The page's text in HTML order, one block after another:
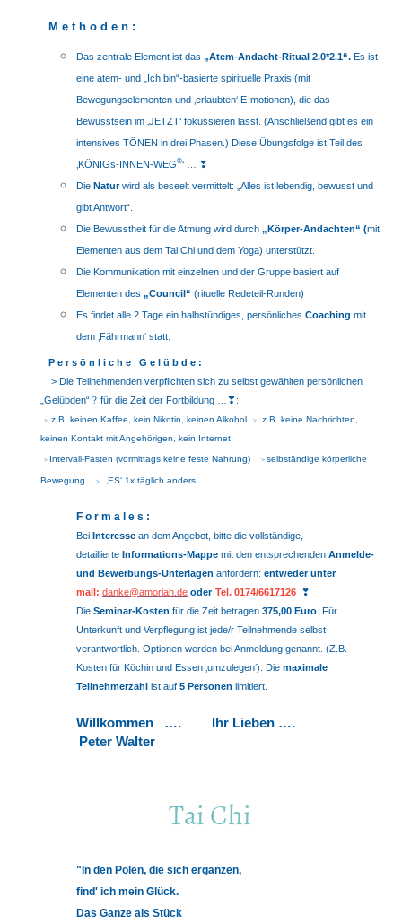
M e t h o d e n :
Das zentrale Element ist das „Atem-Andacht-Ritual 2.0*2.1“. Es ist
eine atem- und „Ich bin“-basierte spirituelle Praxis (mit
Bewegungselementen und ‚erlaubten‘ E-motionen), die das
Bewusstsein im ‚JETZT‘ fokussieren lässt. (Anschließend gibt es ein
intensives TÖNEN in drei Phasen.) Diese Übungsfolge ist Teil des
‚KÖNIGs-INNEN-WEG®‘ … ❣
Die Naturwird als beseelt vermittelt: „Alles ist lebendig, bewusst und
gibt Antwort“.
Die Bewusstheit für die Atmung wird durch „Körper-Andachten“ (mit
Elementen aus dem Tai Chi und dem Yoga) unterstützt.
Die Kommunikation mit einzelnen und der Gruppe basiert auf
Elementen des „Council“ (rituelle Redeteil-Runden)
Es findet alle 2 Tage ein halbstündiges, persönliches Coaching mit
dem ‚Fährmann‘ statt.
P e r s ö n l i c h e G e l ü b d e :
> Die Teilnehmenden verpflichten sich zu selbst gewählten persönlichen
„Gelübden“ ? für die Zeit der Fortbildung … ❣ :
> z.B. keinen Kaffee, kein Nikotin, keinen Alkohol >
z.B. keine Nachrichten,
keinen Kontakt mit Angehörigen, kein Internet
> Intervall-Fasten (vormittags keine feste Nahrung) > selbständige körperliche
Bewegung > ‚ES‘ 1x täglich anders
F o r m a l e s :
Bei Interesse an dem Angebot, bitte die vollständige,
detaillierte Informations-Mappe mit den entsprechenden Anmelde-
und Bewerbungs-Unterlagen anfordern: entweder unter
mail: danke@amoriah.de oder Tel. 0174/6617126 ❣
Die Seminar-Kosten für die Zeit betragen 375,00 Euro . Für
Unterkunft und Verpflegung ist jede/r Teilnehmende selbst
verantwortlich. Optionen werden bei Anmeldung genannt. (Z.B.
Kosten für Köchin und Essen ‚umzulegen‘). Die maximale
Teilnehmerzahl ist auf 5 Personen limitiert.
Willkommen ….
Ihr Lieben ….
Peter Walter
Tai Chi
"In den Polen, die sich ergänzen,
find' ich mein Glück.
Das Ganze als Stück